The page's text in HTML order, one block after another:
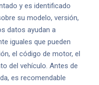
y es identificado
su modelo, versión,
datos ayudan a
iguales que pueden
el código de motor, el
del vehículo. Antes de
es recomendable